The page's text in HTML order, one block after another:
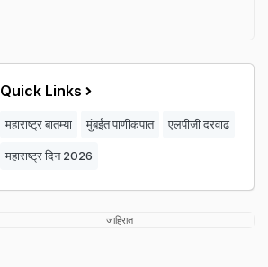
Quick Links
महाराष्ट्र बातम्या मुंबईत पाणीकपात एलपीजी दरवाढ
महाराष्ट्र दिन 2026
जाहिरात